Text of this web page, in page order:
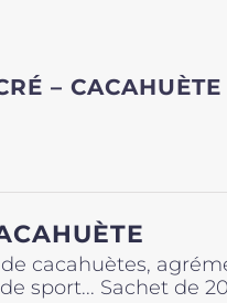
– CACAHUÈTE
cacahuètes,
sport... Sachet de